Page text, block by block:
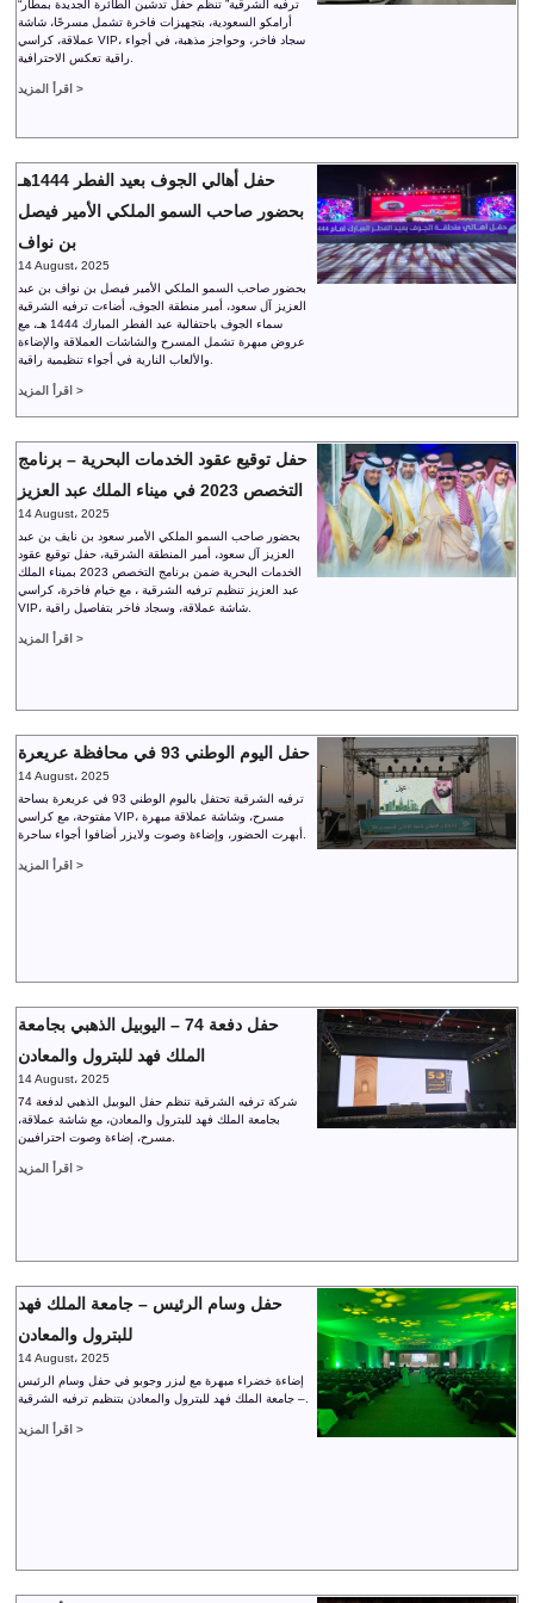
“ترفيه الشرقية” تنظم حفل تدشين الطائرة الجديدة بمطار
أرامكو السعودية، بتجهيزات فاخرة تشمل مسرحًا، شاشة
عملاقة، كراسي VIP، سجاد فاخر، وحواجز مذهبة، في أجواء
اقرأ المزيد >
حفل أهالي الجوف بعيد الفطر 1444هـ
بحضور صاحب السمو الملكي الأمير فيصل
بن نواف
14 August، 2025
بحضور صاحب السمو الملكي الأمير فيصل بن نواف بن عبد
العزيز آل سعود، أمير منطقة الجوف، أضاءت ترفيه الشرقية
سماء الجوف باحتفالية عيد الفطر المبارك 1444 هـ، مع
عروض مبهرة تشمل المسرح والشاشات العملاقة والإضاءة
اقرأ المزيد >
حفل توقيع عقود الخدمات البحرية – برنامج
التخصص 2023 في ميناء الملك عبد العزيز
14 August، 2025
بحضور صاحب السمو الملكي الأمير سعود بن نايف بن عبد
العزيز آل سعود، أمير المنطقة الشرقية، حفل توقيع عقود
الخدمات البحرية ضمن برنامج التخصص 2023 بميناء الملك
عبد العزيز تنظيم ترفيه الشرقية ، مع خيام فاخرة، كراسي
VIP، شاشة عملاقة، وسجاد فاخر بتفاصيل راقية.
اقرأ المزيد >
حفل اليوم الوطني 93 في محافظة عريعرة
14 August، 2025
ترفيه الشرقية تحتفل باليوم الوطني 93 في عريعرة بساحة
مفتوحة، مع كراسي VIP، مسرح، وشاشة عملاقة مبهرة
اقرأ المزيد >
حفل دفعة 74 – اليوبيل الذهبي بجامعة
الملك فهد للبترول والمعادن
14 August، 2025
شركة ترفيه الشرقية تنظم حفل اليوبيل الذهبي لدفعة 74
بجامعة الملك فهد للبترول والمعادن، مع شاشة عملاقة،
اقرأ المزيد >
حفل وسام الرئيس – جامعة الملك فهد
للبترول والمعادن
14 August، 2025
إضاءة خضراء مبهرة مع ليزر وجوبو في حفل وسام الرئيس
اقرأ المزيد >